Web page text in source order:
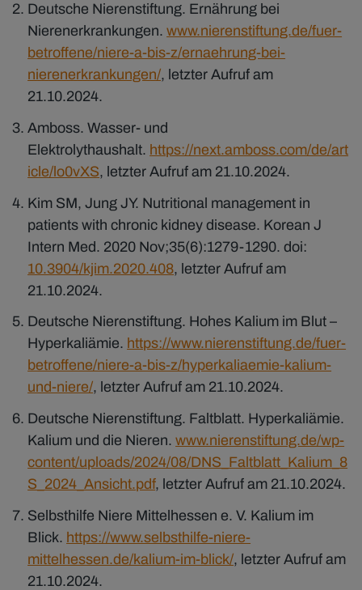
Deutsche Nierenstiftung. Ernährung bei
Nierenerkrankungen.www.nierenstiftung.de/fuer-
betroffene/niere-a-bis-z/ernaehrung-bei-
nierenerkrankungen/, letzter Aufruf am
21.10.2024.
Amboss. Wasser- und
Elektrolythaushalt. https://next.amboss.com/de/art
icle/lo0vXS, letzter Aufruf am 21.10.2024.
Kim SM, Jung JY. Nutritional management in
patients with chronic kidney disease. Korean J
Intern Med. 2020 Nov;35(6):1279-1290. doi:
10.3904/kjim.2020.408, letzter Aufruf am
21.10.2024.
Deutsche Nierenstiftung. Hohes Kalium im Blut –
Hyperkaliämie. https://www.nierenstiftung.de/fuer-
betroffene/niere-a-bis-z/hyperkaliaemie-kalium-
und-niere/, letzter Aufruf am 21.10.2024.
Deutsche Nierenstiftung. Faltblatt. Hyperkaliämie.
Kalium und die Nieren.www.nierenstiftung.de/wp-
content/uploads/2024/08/DNS_Faltblatt_Kalium_8
S_2024_Ansicht.pdf, letzter Aufruf am 21.10.2024.
Selbsthilfe Niere Mittelhessen e. V. Kalium im
Blick. https://www.selbsthilfe-niere-
mittelhessen.de/kalium-im-blick/, letzter Aufruf am
21.10.2024.